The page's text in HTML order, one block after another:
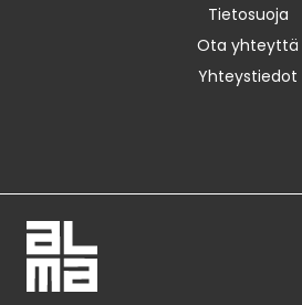
Tietosuoja
Ota yhteyttä
Yhteystiedot